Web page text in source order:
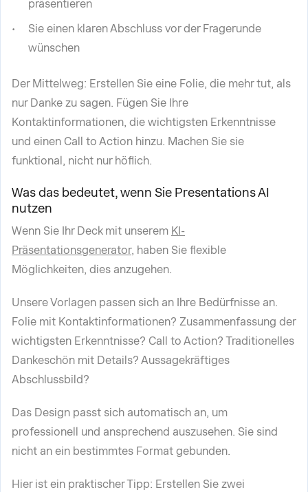
präsentieren
Sie einen klaren Abschluss vor der Fragerunde
wünschen
Der Mittelweg: Erstellen Sie eine Folie, die mehr tut, als
nur Danke zu sagen. Fügen Sie Ihre
Kontaktinformationen, die wichtigsten Erkenntnisse
und einen Call to Action hinzu. Machen Sie sie
funktional, nicht nur höflich.
Was das bedeutet, wenn Sie Presentations AI
nutzen
Wenn Sie Ihr Deck mit unserem KI-
Präsentationsgenerator, haben Sie flexible
Möglichkeiten, dies anzugehen.
Unsere Vorlagen passen sich an Ihre Bedürfnisse an.
Folie mit Kontaktinformationen? Zusammenfassung der
wichtigsten Erkenntnisse? Call to Action? Traditionelles
Dankeschön mit Details? Aussagekräftiges
Abschlussbild?
Das Design passt sich automatisch an, um
professionell und ansprechend auszusehen. Sie sind
nicht an ein bestimmtes Format gebunden.
Hier ist ein praktischer Tipp: Erstellen Sie zwei